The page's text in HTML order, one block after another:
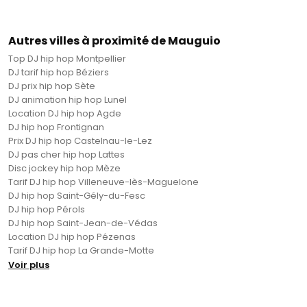
Autres villes à proximité de Mauguio
Top DJ hip hop Montpellier
DJ tarif hip hop Béziers
DJ prix hip hop Sète
DJ animation hip hop Lunel
Location DJ hip hop Agde
DJ hip hop Frontignan
Prix DJ hip hop Castelnau-le-Lez
DJ pas cher hip hop Lattes
Disc jockey hip hop Mèze
Tarif DJ hip hop Villeneuve-lès-Maguelone
DJ hip hop Saint-Gély-du-Fesc
DJ hip hop Pérols
DJ hip hop Saint-Jean-de-Védas
Location DJ hip hop Pézenas
Tarif DJ hip hop La Grande-Motte
Voir plus